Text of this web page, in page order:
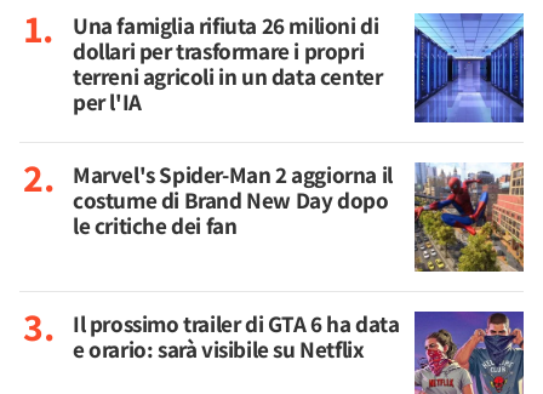
Una famiglia rifiuta 26 milioni di
dollari per trasformare i propri
terreni agricoli in un data center
per l'IA
Marvel's Spider-Man 2 aggiorna il
costume di Brand New Day dopo
le critiche dei fan
Il prossimo trailer di GTA 6 ha data
e orario: sarà visibile su Netflix